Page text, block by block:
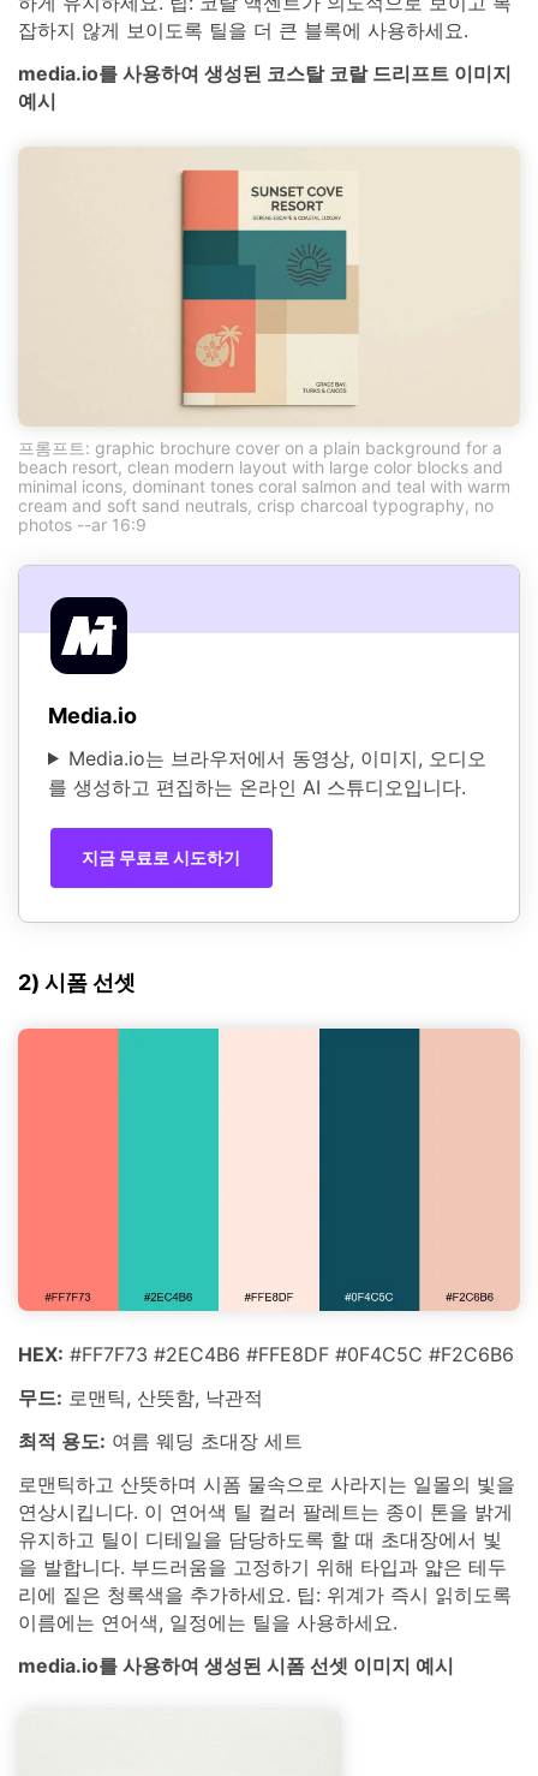
잡하지 않게 보이도록 틸을 더 큰 블록에 사용하세요.
media.io를 사용하여 생성된 코스탈 코랄 드리프트 이미지
예시
프롬프트: graphic brochure cover on a plain background for a
beach resort, clean modern layout with large color blocks and
minimal icons, dominant tones coral salmon and teal with warm
cream and soft sand neutrals, crisp charcoal typography, no
photos --ar 16:9
Media.io
Media.io는 브라우저에서 동영상, 이미지, 오디오
를 생성하고 편집하는 온라인 AI 스튜디오입니다.
지금 무료로 시도하기
2) 시폼 선셋
HEX: #FF7F73 #2EC4B6 #FFE8DF #0F4C5C #F2C6B6
무드: 로맨틱, 산뜻함, 낙관적
최적 용도: 여름 웨딩 초대장 세트
로맨틱하고 산뜻하며 시폼 물속으로 사라지는 일몰의 빛을
연상시킵니다. 이 연어색 틸 컬러 팔레트는 종이 톤을 밝게
유지하고 틸이 디테일을 담당하도록 할 때 초대장에서 빛
을 발합니다. 부드러움을 고정하기 위해 타입과 얇은 테두
리에 짙은 청록색을 추가하세요. 팁: 위계가 즉시 읽히도록
이름에는 연어색, 일정에는 틸을 사용하세요.
media.io를 사용하여 생성된 시폼 선셋 이미지 예시